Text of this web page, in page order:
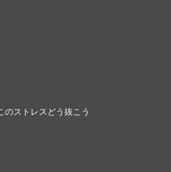
ストレスどう抜こう